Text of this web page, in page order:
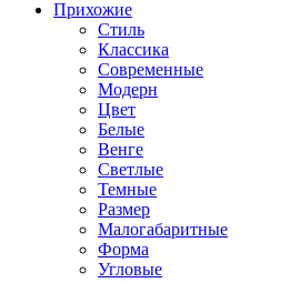
Прихожие
Стиль
Классика
Современные
Модерн
Цвет
Белые
Венге
Светлые
Темные
Размер
Малогабаритные
Форма
Угловые